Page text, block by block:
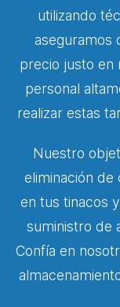
utilizando
aseguramos
precio justo en
personal
realizar estas
Nuestro
eliminación de
en tus tinacos
suministro de
Confía en